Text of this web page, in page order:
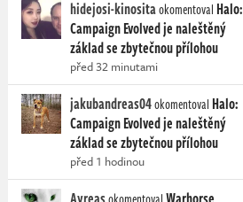
hidejosi-kinositaokomentoval Halo:
Campaign Evolved je naleštěný
základ se zbytečnou přílohou
před 32 minutami
jakubandreas04okomentoval Halo:
Campaign Evolved je naleštěný
základ se zbytečnou přílohou
před 1 hodinou